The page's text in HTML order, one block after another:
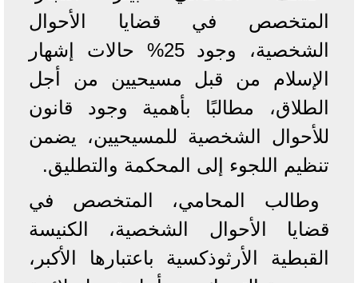
المتخصص في قضايا الأحوال
الشخصية، وجود 25% حالات إشهار
الإسلام من قبل مسيحيين من أجل
الطلاق، مطالبًا بأهمية وجود قانون
للأحوال الشخصية للمسيحيين، يضمن
تنظيم اللجوء إلى المحكمة والتطليق.
وطالب المحامي، المتخصص في
قضايا الأحوال الشخصية، الكنيسة
القبطية الأرثوذكسية باعتبارها الأكبر،